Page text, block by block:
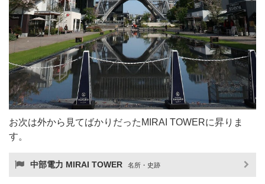
お次は外から見てばかりだったMIRAI TOWERに昇りま
す。
中部電力 MIRAI TOWER 名所・史跡